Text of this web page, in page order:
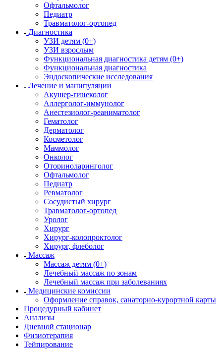
Офтальмолог
Педиатр
Травматолог-ортопед
Диагностика
УЗИ детям (0+)
УЗИ взрослым
Функциональная диагностика детям (0+)
Функциональная диагностика
Эндоскопические исследования
Лечение и манипуляции
Акушер-гинеколог
Аллерголог-иммунолог
Анестезиолог-реаниматолог
Гематолог
Дерматолог
Косметолог
Маммолог
Онколог
Оториноларинголог
Офтальмолог
Педиатр
Ревматолог
Сосудистый хирург
Травматолог-ортопед
Уролог
Хирург
Хирург-колопроктолог
Хирург, флеболог
Массаж
Массаж детям (0+)
Лечебный массаж по зонам
Лечебный массаж при заболеваниях
Медицинские комиссии
Оформление справок, санаторно-курортной карты
Процедурный кабинет
Анализы
Дневной стационар
Физиотерапия
Тейпирование